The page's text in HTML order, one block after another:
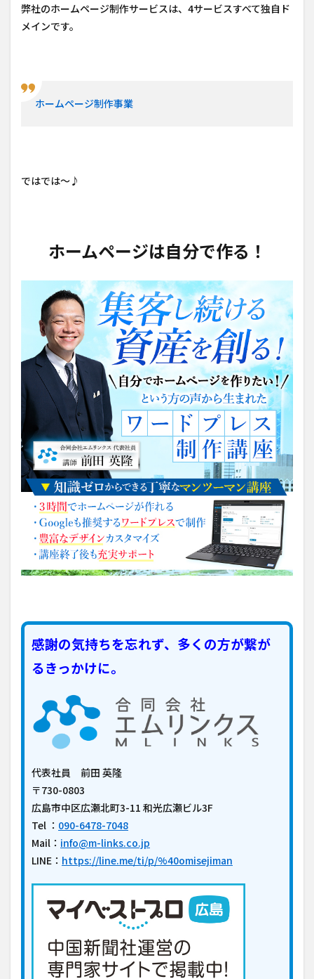
弊社のホームページ制作サービスは、4サービスすべて独自ド
メインです。
ホームページ制作事業
ではでは～♪
ホームページは自分で作る！
感謝の気持ちを忘れず、多くの方が繋が
るきっかけに。
代表社員 前田 英隆
〒730-0803
広島市中区広瀬北町3-11 和光広瀬ビル3F
Tel ： 090-6478-7048
Mail： info@m-links.co.jp
LINE： https://line.me/ti/p/%40omisejiman